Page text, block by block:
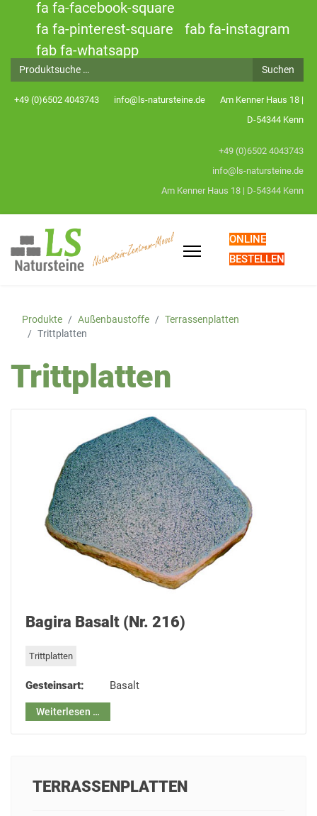
fa fa-facebook-square
fa fa-pinterest-square
fab fa-instagram
fab fa-whatsapp
Produktsuche Suchen
+49 (0)6502 4043743 info@ls-natursteine.de
Am Kenner Haus 18 |
D-54344 Kenn
+49 (0)6502 4043743
info@ls-natursteine.de
Am Kenner Haus 18 | D-54344 Kenn
ONLINE
BESTELLEN
Produkte Außenbaustoffe
Terrassenplatten
Trittplatten
Trittplatten
Bagira Basalt (Nr. 216)
Trittplatten
Gesteinsart: Basalt
Weiterlesen …
TERRASSENPLATTEN